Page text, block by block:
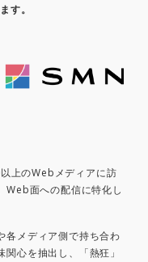
す。
上のWebメディアに訪
Web面への配信に特化し
各メディア側で持ち合わ
心を抽出し、「熱狂」